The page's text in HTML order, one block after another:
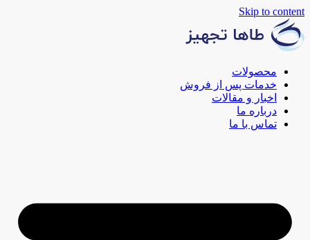
Skip to content
محصولات
خدمات پس از فروش
اخبار و مقالات
درباره ما
تماس با ما